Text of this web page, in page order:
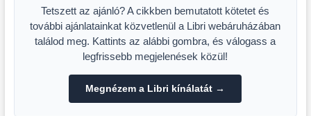
Tetszett az ajánló? A cikkben bemutatott kötetet és
további ajánlatainkat közvetlenül a Libri webáruházában
találod meg. Kattints az alábbi gombra, és válogass a
legfrissebb megjelenések közül!
Megnézem a Libri kínálatát →